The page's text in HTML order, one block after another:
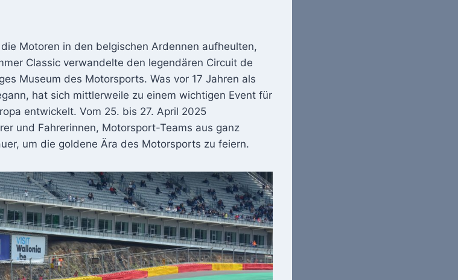
Motoren in den belgischen Ardennen aufheulten,
Classic verwandelte den legendären Circuit de
Museum des Motorsports. Was vor 17 Jahren als
hat sich mittlerweile zu einem wichtigen Event für
entwickelt. Vom 25. bis 27. April 2025
und Fahrerinnen, Motorsport-Teams aus ganz
um die goldene Ära des Motorsports zu feiern.